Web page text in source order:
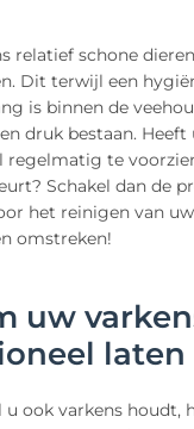
relatief schone
Dit terwijl een
is binnen de
druk bestaan.
regelmatig te
Schakel dan de
het reinigen van
omstreken!
uw
u ook varkens houdt,